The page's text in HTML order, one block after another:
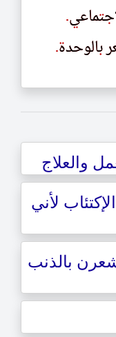
.
.
.
.
والعلاج
لأني
بالذنب